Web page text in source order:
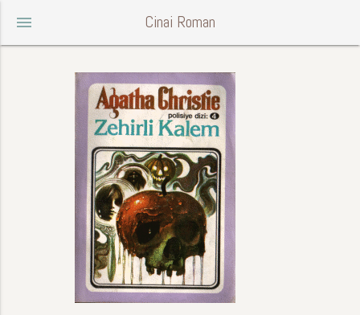
menu Cinai Roman